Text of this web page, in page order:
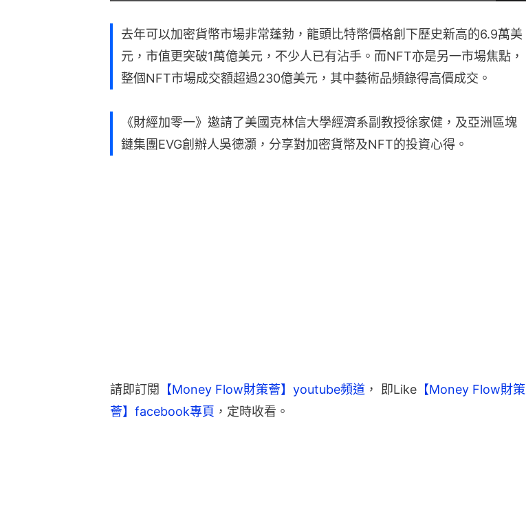
共
去年可以加密貨幣市場非常蓬勃，龍頭比特幣價格創下歷史新高的6.9萬美
元，市值更突破1萬億美元，不少人已有沾手。而NFT亦是另一市場焦點，
整個NFT市場成交額超過230億美元，其中藝術品頻錄得高價成交。
《財經加零一》邀請了美國克林信大學經濟系副教授徐家健，及亞洲區塊
鏈集團EVG創辦人吳德灝，分享對加密貨幣及NFT的投資心得。
請即訂閱 【Money Flow財策薈】youtube頻道 ， 即Like 【Money Flow財策
薈】facebook專頁 ，定時收看。